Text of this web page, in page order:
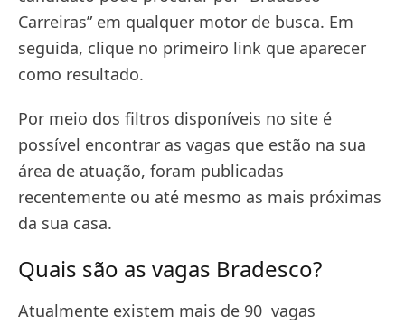
Carreiras” em qualquer motor de busca. Em
seguida, clique no primeiro link que aparecer
como resultado.
Por meio dos filtros disponíveis no site é
possível encontrar as vagas que estão na sua
área de atuação, foram publicadas
recentemente ou até mesmo as mais próximas
da sua casa.
Quais são as vagas Bradesco?
Atualmente existem mais de 90 vagas